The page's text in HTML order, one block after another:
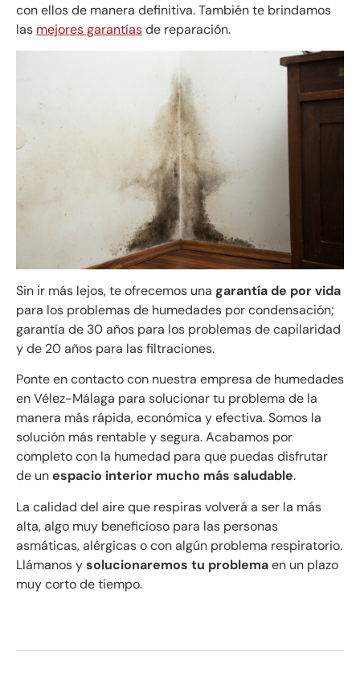
con ellos de manera definitiva. También te brindamos
las mejores garantíasde reparación.
Sin ir más lejos, te ofrecemos una garantía de por vida
para los problemas de humedades por condensación;
garantía de 30 años para los problemas de capilaridad
y de 20 años para las filtraciones.
Ponte en contacto con nuestra empresa de humedades
en Vélez-Málaga para solucionar tu problema de la
manera más rápida, económica y efectiva. Somos la
solución más rentable y segura. Acabamos por
completo con la humedad para que puedas disfrutar
de unespacio interior mucho más saludable.
La calidad del aire que respiras volverá a ser la más
alta, algo muy beneficioso para las personas
asmáticas, alérgicas o con algún problema respiratorio.
Llámanos ysolucionaremos tu problemaen un plazo
muy corto de tiempo.